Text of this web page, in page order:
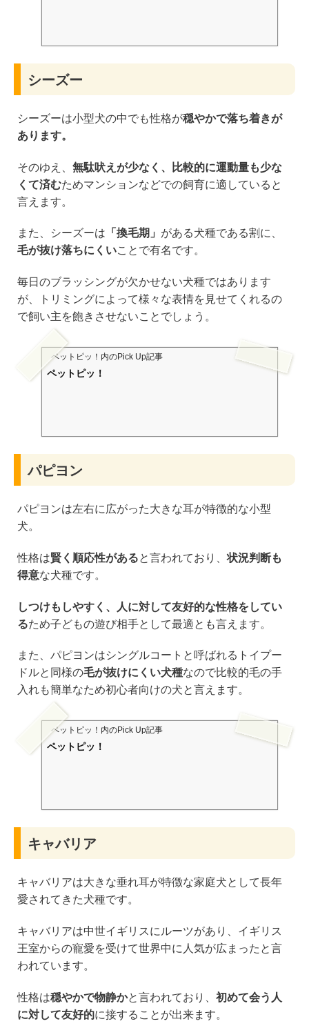
シーズー
シーズーは小型犬の中でも性格が穏やかで落ち着きが
あります。
そのゆえ、 無駄吠えが少なく、比較的に運動量も少な
くて済むためマンションなどでの飼育に適していると
言えます。
また、シーズーは 「換毛期」 がある犬種である割に、
毛が抜け落ちにくいことで有名です。
毎日のブラッシングが欠かせない犬種ではあります
が、トリミングによって様々な表情を見せてくれるの
で飼い主を飽きさせないことでしょう。
ペットピッ！ 内のPick Up記事
ペットピッ！
パピヨン
パピヨンは左右に広がった大きな耳が特徴的な小型
犬。
性格は賢く順応性があると言われており、状況判断も
得意な犬種です。
しつけもしやすく、人に対して友好的な性格をしてい
るため子どもの遊び相手として最適とも言えます。
また、パピヨンはシングルコートと呼ばれるトイプー
ドルと同様の毛が抜けにくい犬種なので比較的毛の手
入れも簡単なため初心者向けの犬と言えます。
ペットピッ！ 内のPick Up記事
ペットピッ！
キャバリア
キャバリアは大きな垂れ耳が特徴な家庭犬として長年
愛されてきた犬種です。
キャバリアは中世イギリスにルーツがあり、イギリス
王室からの寵愛を受けて世界中に人気が広まったと言
われています。
性格は穏やかで物静かと言われており、 初めて会う人
に対して友好的に接することが出来ます。